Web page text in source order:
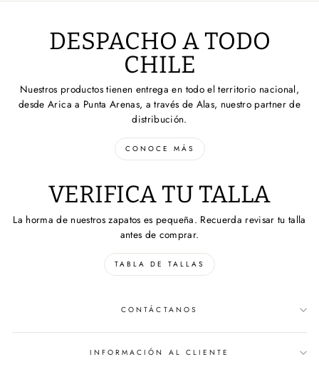
DESPACHO A TODO
CHILE
Nuestros productos tienen entrega en todo el territorio nacional,
desde Arica a Punta Arenas, a través de Alas, nuestro partner de
distribución.
CONOCE MÁS
VERIFICA TU TALLA
La horma de nuestros zapatos es pequeña. Recuerda revisar tu talla
antes de comprar.
TABLA DE TALLAS
CONTÁCTANOS
INFORMACIÓN AL CLIENTE